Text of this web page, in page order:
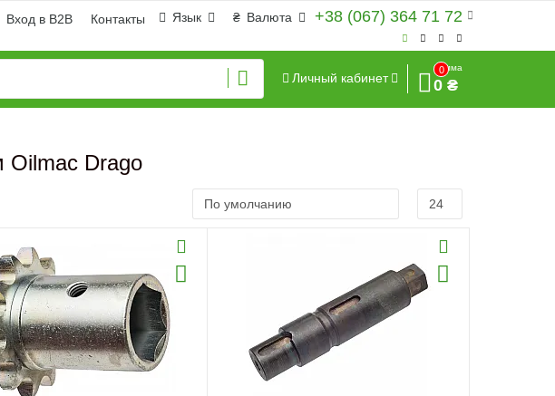
+38 (067) 364 71 72
₴ Валюта
Язык
Вход в B2B Контакты
Личный кабинет
0
Сумма
0 ₴
Oilmac Drago